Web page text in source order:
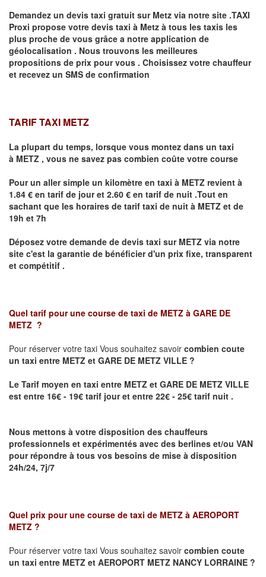
Demandez un devis taxi gratuit sur Metz via notre site .TAXI
Proxi propose votre devis taxi à Metz à tous les taxis les
plus proche de vous grâce a notre application de
géolocalisation . Nous trouvons les meilleures
propositions de prix pour vous . Choisissez votre chauffeur
et recevez un SMS de confirmation
TARIF TAXI METZ
La plupart du temps, lorsque vous montez dans un taxi
à METZ , vous ne savez pas combien coûte votre course
Pour un aller simple un kilomètre en taxi à METZ revient à
1.84 € en tarif de jour et 2.60 € en tarif de nuit .Tout en
sachant que les horaires de tarif taxi de nuit à METZ et de
19h et 7h
Déposez votre demande de devis taxi sur METZ via notre
site c'est la garantie de bénéficier d'un prix fixe, transparent
et compétitif .
Quel tarif pour une course de taxi de METZ à GARE DE
METZ ?
Pour réserver votre taxi Vous souhaitez savoir combien coute
un taxi entre METZ et GARE DE METZ VILLE ?
Le Tarif moyen en taxi entre METZ et GARE DE METZ VILLE
est entre 16€ - 19€ tarif jour et entre 22€ - 25€ tarif nuit .
Nous mettons à votre disposition des chauffeurs
professionnels et expérimentés avec des berlines et/ou VAN
pour répondre à tous vos besoins de mise à disposition
24h/24, 7j/7
Quel prix pour une course de taxi de METZ à AEROPORT
METZ ?
Pour réserver votre taxi Vous souhaitez savoir combien coute
un taxi entre METZ et AEROPORT METZ NANCY LORRAINE ?